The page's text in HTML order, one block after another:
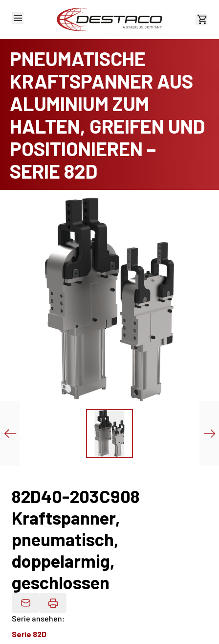
PNEUMATISCHE
KRAFTSPANNER AUS
ALUMINIUM ZUM
HALTEN, GREIFEN UND
POSITIONIEREN –
SERIE 82D
82D40-203C908
Kraftspanner,
pneumatisch,
doppelarmig,
geschlossen
Produktdaten Per E-Mail
Serie ansehen:
Serie 82D